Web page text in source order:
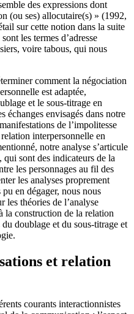
des expressions dont
(ou ses) allocutaire(s) » (1992,
sur cette notion dans la suite
sont les termes d’adresse
voire tabous, qui nous
comment la négociation
est adaptée,
et le sous-titrage en
échanges envisagés dans notre
de l’impolitesse
interpersonnelle en
notre analyse s’articule
qui sont des indicateurs de la
les personnages au fil des
les analyses proprement
en dégager, nous nous
les théories de l’analyse
la construction de la relation
doublage et du sous-titrage et
et relation
courants interactionnistes